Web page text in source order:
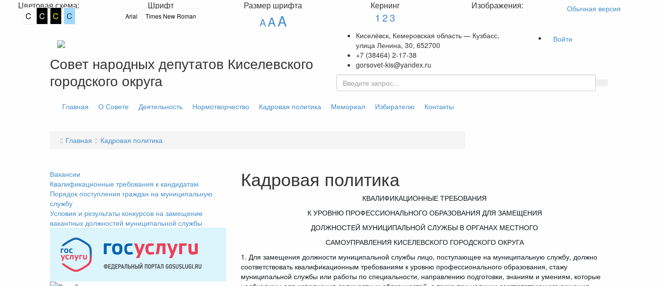
Цветовая схема:
C
C C C
Шрифт
Arial Times New Roman
Размер шрифта
AAA
Кернинг
1 23
Изображения: Обычная версия
Совет народных депутатов Киселевского
городского округа
Киселёвск, Кемеровская область — Кузбасс,
улица Ленина, 30, 652700
+7 (38464) 2-17-38
gorsovet-kis@yandex.ru
Войти
Главная О Совете Деятельность Нормотворчество Кадровая политика Мемориал Избирателю Контакты
Главная Кадровая политика
Вакансии
Квалификационные требования к кандидатам
Порядок поступления граждан на муниципальную
службу
Условия и результаты конкурсов на замещение
вакантных должностей муниципальной службы
Кадровая политика
КВАЛИФИКАЦИОННЫЕ ТРЕБОВАНИЯ
К УРОВНЮ ПРОФЕССИОНАЛЬНОГО ОБРАЗОВАНИЯ ДЛЯ ЗАМЕЩЕНИЯ
ДОЛЖНОСТЕЙ МУНИЦИПАЛЬНОЙ СЛУЖБЫ В ОРГАНАХ МЕСТНОГО
САМОУПРАВЛЕНИЯ КИСЕЛЕВСКОГО ГОРОДСКОГО ОКРУГА
1. Для замещения должности муниципальной службы лицо, поступающее на муниципальную службу, должно
соответствовать квалификационным требованиям к уровню профессионального образования, стажу
муниципальной службы или работы по специальности, направлению подготовки, знаниям и умениям, которые